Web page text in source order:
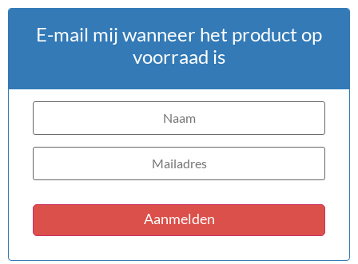
E-mail mij wanneer het product op
voorraad is
Aanmelden